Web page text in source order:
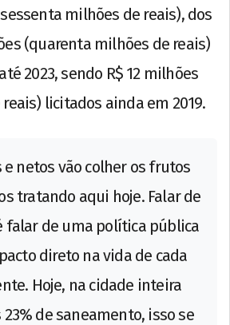
milhões de reais), dos
(quarenta milhões de reais)
2023, sendo R$ 12 milhões
licitados ainda em 2019.
e netos vão colher os frutos
tratando aqui hoje. Falar de
falar de uma política pública
direto na vida de cada
Hoje, na cidade inteira
de saneamento, isso se